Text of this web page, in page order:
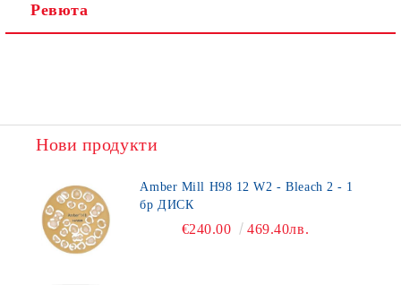
Ревюта
Нови продукти
Amber Mill H98 12 W2 - Bleach 2 - 1
бр ДИСК
€240.00 469.40лв.